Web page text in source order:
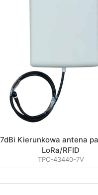
Kierunkowa antena
LoRa/RFID
TPC-43440-7V